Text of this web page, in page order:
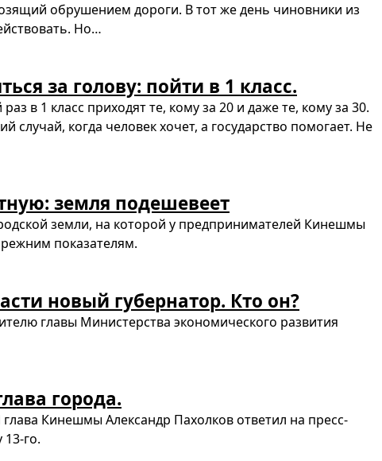
обрушением дороги. В тот же день чиновники из
Но…
за голову: пойти в 1 класс.
в 1 класс приходят те, кому за 20 и даже те, кому за 30.
случай, когда человек хочет, а государство помогает. Не
земля подешевеет
земли, на которой у предпринимателей Кинешмы
показателям.
новый губернатор. Кто он?
главы Министерства экономического развития
города.
Кинешмы Александр Пахолков ответил на пресс-
го.